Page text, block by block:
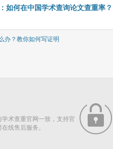
如何在中国学术查询论文查重率？
办？教你如何写证明
术查重官网一致，支持官
线售后服务。